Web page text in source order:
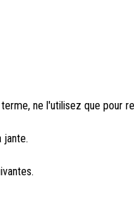
ne l'utilisez que pour
jante.